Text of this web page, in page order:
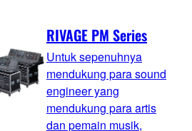
RIVAGE PM Series
Untuk sepenuhnya
mendukung para sound
engineer yang
mendukung para artis
dan pemain musik,